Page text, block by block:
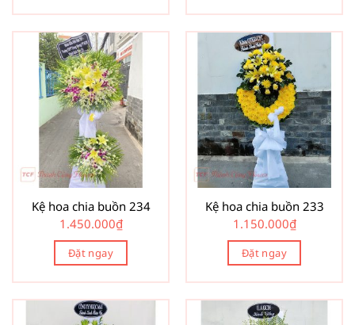
Kệ hoa chia buồn 234
1.450.000₫
Đặt ngay
Kệ hoa chia buồn 233
1.150.000₫
Đặt ngay